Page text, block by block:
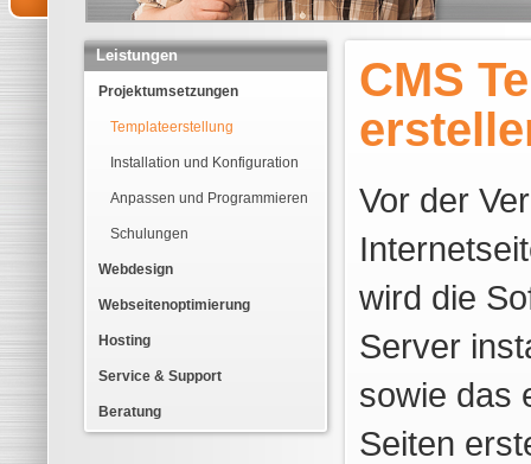
Leistungen
Projektumsetzungen
Templateerstellung
Installation und Konfiguration
Anpassen und Programmieren
Schulungen
Webdesign
Webseitenoptimierung
Hosting
Service & Support
Beratung
CMS
Vor der
wird die
Server
sowie das
Seiten